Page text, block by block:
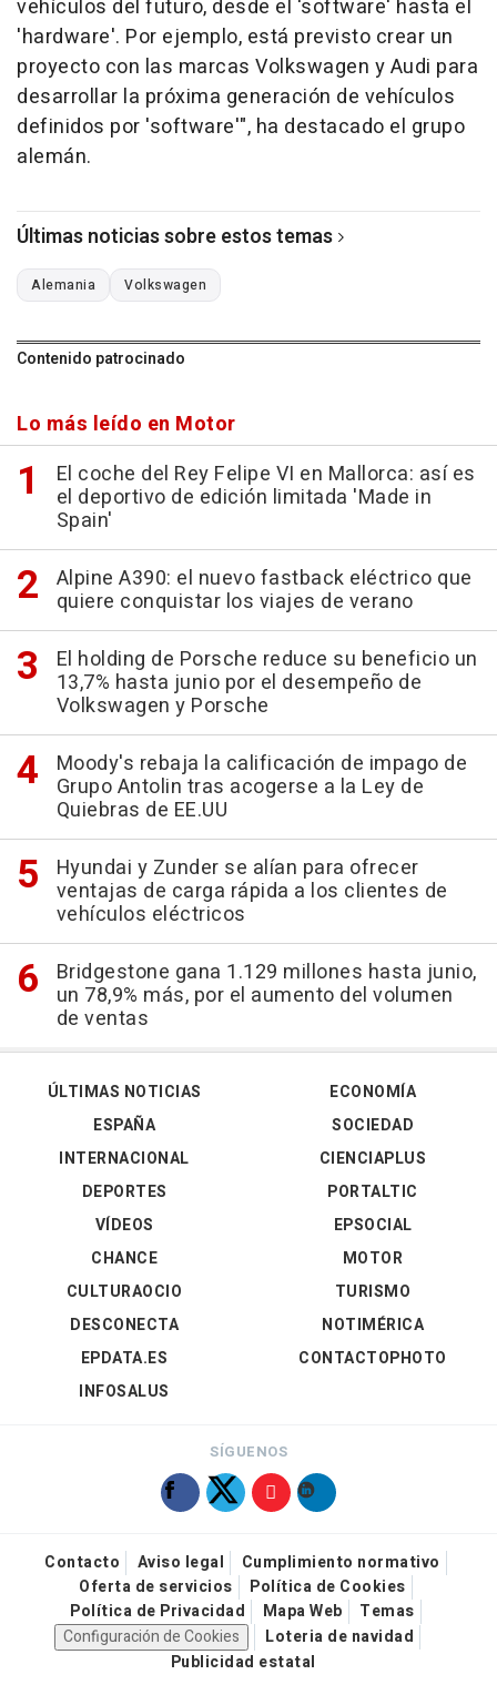
vehículos del futuro, desde el 'software' hasta el
'hardware'. Por ejemplo, está previsto crear un
proyecto con las marcas Volkswagen y Audi para
desarrollar la próxima generación de vehículos
definidos por 'software'", ha destacado el grupo
alemán.
Últimas noticias sobre estos temas
Alemania Volkswagen
Contenido patrocinado
Lo más leído en Motor
El coche del Rey Felipe VI en Mallorca: así es
el deportivo de edición limitada 'Made in
Spain'
Alpine A390: el nuevo fastback eléctrico que
quiere conquistar los viajes de verano
El holding de Porsche reduce su beneficio un
13,7% hasta junio por el desempeño de
Volkswagen y Porsche
Moody's rebaja la calificación de impago de
Grupo Antolin tras acogerse a la Ley de
Quiebras de EE.UU
Hyundai y Zunder se alían para ofrecer
ventajas de carga rápida a los clientes de
vehículos eléctricos
Bridgestone gana 1.129 millones hasta junio,
un 78,9% más, por el aumento del volumen
de ventas
ÚLTIMAS NOTICIAS
ESPAÑA
INTERNACIONAL
DEPORTES
VÍDEOS
ECONOMÍA
SOCIEDAD
CIENCIAPLUS
PORTALTIC
EPSOCIAL
CHANCE
CULTURAOCIO
DESCONECTA
EPDATA.ES
INFOSALUS
MOTOR
TURISMO
NOTIMÉRICA
CONTACTOPHOTO
SÍGUENOS
Contacto Aviso legal
Cumplimiento normativo
Oferta de servicios
Política de Cookies
Política de Privacidad
Mapa Web
Temas
Configuración de Cookies
Loteria de navidad
Publicidad estatal